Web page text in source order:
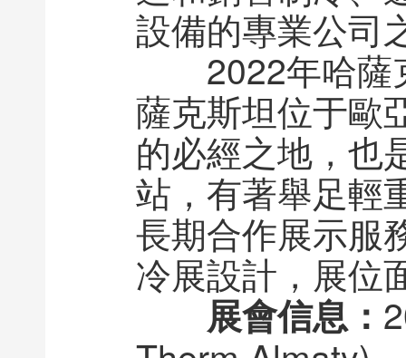
設備的專業公司
2022年哈
薩克斯坦位于歐
的必經之地，也
站，有著舉足輕
長期合作展示服
冷展設計，展位
展會信息：